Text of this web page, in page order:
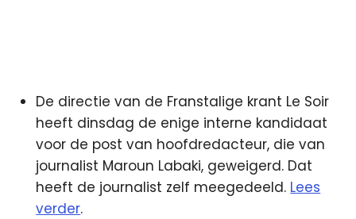
De directie van de Franstalige krant Le Soir
heeft dinsdag de enige interne kandidaat
voor de post van hoofdredacteur, die van
journalist Maroun Labaki, geweigerd. Dat
heeft de journalist zelf meegedeeld. Lees
verder.